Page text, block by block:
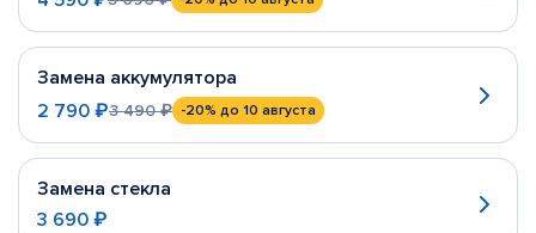
Замена аккумулятора
2 790 ₽3 490 ₽ -20% до 10 августа
Замена стекла
3 690 ₽